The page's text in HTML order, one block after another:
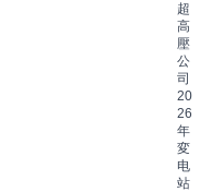
超
高
壓
公
司
20
26
年
変
电
站